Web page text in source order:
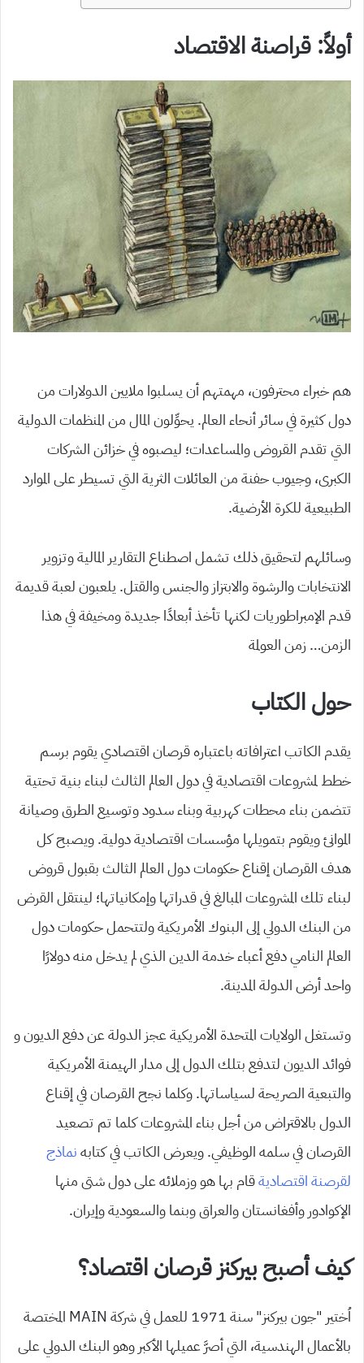
أولاً: قراصنة الاقتصاد
هم خبراء محترفون، مهمتهم أن يسلبوا ملايين الدولارات من
دول كثيرة في سائر أنحاء العالم. يحوِّلون المال من المنظمات الدولية
التي تقدم القروض والمساعدات؛ ليصبوه في خزائن الشركات
الكبرى، وجيوب حفنة من العائلات الثرية التي تسيطر على الموارد
الطبيعية للكرة الأرضية.
وسائلهم لتحقيق ذلك تشمل اصطناع التقارير المالية وتزوير
الانتخابات والرشوة والابتزاز والجنس والقتل. يلعبون لعبة قديمة
قدم الإمبراطوريات لكنها تأخذ أبعادًا جديدة ومخيفة في هذا
الزمن… زمن العولمة
حول الكتاب
يقدم الكاتب اعترافاته باعتباره قرصان اقتصادي يقوم برسم
خطط لمشروعات اقتصادية في دول العالم الثالث لبناء بنية تحتية
تتضمن بناء محطات كهربية وبناء سدود وتوسيع الطرق وصيانة
الموانئ ويقوم بتمويلها مؤسسات اقتصادية دولية. ويصبح كل
هدف القرصان إقناع حكومات دول العالم الثالث بقبول قروض
لبناء تلك المشروعات المبالغ في قدراتها وإمكانياتها؛ لينتقل القرض
من البنك الدولي إلى البنوك الأمريكية ولتتحمل حكومات دول
العالم النامي دفع أعباء خدمة الدين الذي لم يدخل منه دوﻻرًا
واحد أرض الدولة المدينة.
وتستغل الوﻻيات المتحدة الأمريكية عجز الدولة عن دفع الديون و
فوائد الديون لتدفع بتلك الدول إلى مدار الهيمنة الأمريكية
والتبعية الصريحة لسياساتها. وكلما نجح القرصان في إقناع
الدول بالاقتراض من أجل بناء المشروعات كلما تم تصعيد
القرصان في سلمه الوظيفي. ويعرض الكاتب في كتابهنماذج
لقرصنة اقتصاديةقام بها هو وزملائه على دول شتى منها
الإكوادور وأفغانستان والعراق وبنما والسعودية وإيران.
كيف أصبح بيركنز قرصان اقتصاد؟
اُختير “جون بيركنز” سنة 1971 للعمل في شركة MAIN المختصة
بالأعمال الهندسية، التي أصرَّ عميلها الأكبر وهو البنك الدولي على